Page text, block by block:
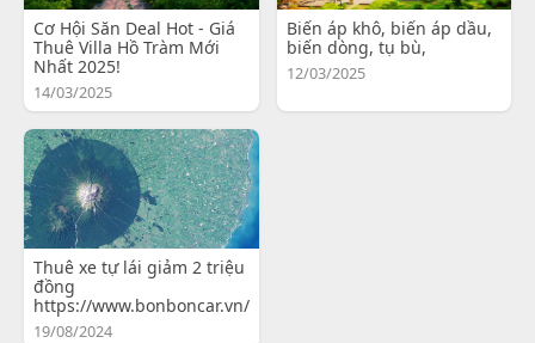
Cơ Hội Săn Deal Hot - Giá
Thuê Villa Hồ Tràm Mới
Nhất 2025!
14/03/2025
Biến áp khô, biến áp dầu,
biến dòng, tụ bù,
12/03/2025
Thuê xe tự lái giảm 2 triệu
đồng
https://www.bonboncar.vn/
19/08/2024